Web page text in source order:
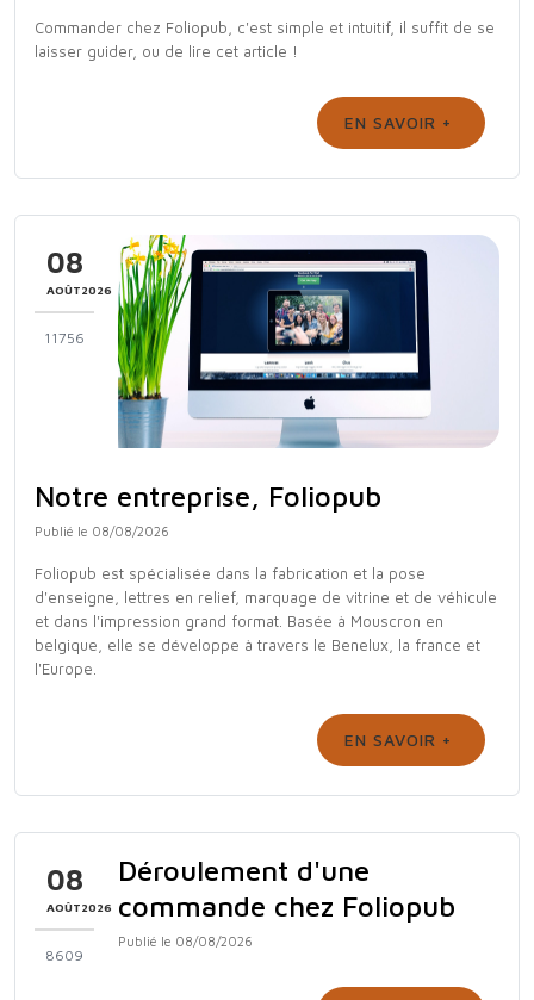
Commander chez Foliopub, c'est simple et intuitif, il suffit de se
laisser guider, ou de lire cet article !
EN SAVOIR +
08
AOÛT2026
11756
Notre entreprise, Foliopub
Publié le 08/08/2026
Foliopub est spécialisée dans la fabrication et la pose
d'enseigne, lettres en relief, marquage de vitrine et de véhicule
et dans l'impression grand format. Basée à Mouscron en
belgique, elle se développe à travers le Benelux, la france et
l'Europe.
EN SAVOIR +
08
AOÛT2026
8609
Déroulement d'une
commande chez Foliopub
Publié le 08/08/2026